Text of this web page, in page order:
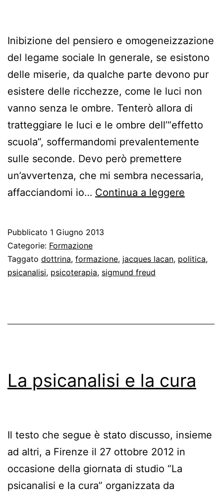
Inibizione del pensiero e omogeneizzazione
del legame sociale In generale, se esistono
delle miserie, da qualche parte devono pur
esistere delle ricchezze, come le luci non
vanno senza le ombre. Tenterò allora di
tratteggiare le luci e le ombre dell’“effetto
scuola”, soffermandomi prevalentemente
sulle seconde. Devo però premettere
un’avvertenza, che mi sembra necessaria,
affacciandomi io… Continua a leggere
Pubblicato 1 Giugno 2013
Categorie: Formazione
Taggato dottrina, formazione, jacques lacan, politica,
psicanalisi, psicoterapia, sigmund freud
La psicanalisi e la cura
Il testo che segue è stato discusso, insieme
ad altri, a Firenze il 27 ottobre 2012 in
occasione della giornata di studio “La
psicanalisi e la cura” organizzata da